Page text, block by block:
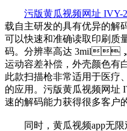
污版黄瓜视频网址 IVY-
载自主研发的具有优异的解码
可以快速和准确读取印刷质量差
码。分辨率高达 3mil
运动容差补偿，外壳颜色有白
此款扫描枪非常适用于医疗、
的应用。污版黄瓜视频网址
速的解码能力获得很多客户的青
同时，黄瓜视频app无